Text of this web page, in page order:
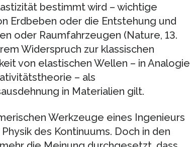
bestimmt wird – wichtige
Erdbeben oder die Entstehung und
oder Raumfahrzeugen (Nature, 13.
Widerspruch zur klassischen
von elastischen Wellen – in Analogie
– als
in Materialien gilt.
Werkzeuge eines Ingenieurs
des Kontinuums. Doch in den